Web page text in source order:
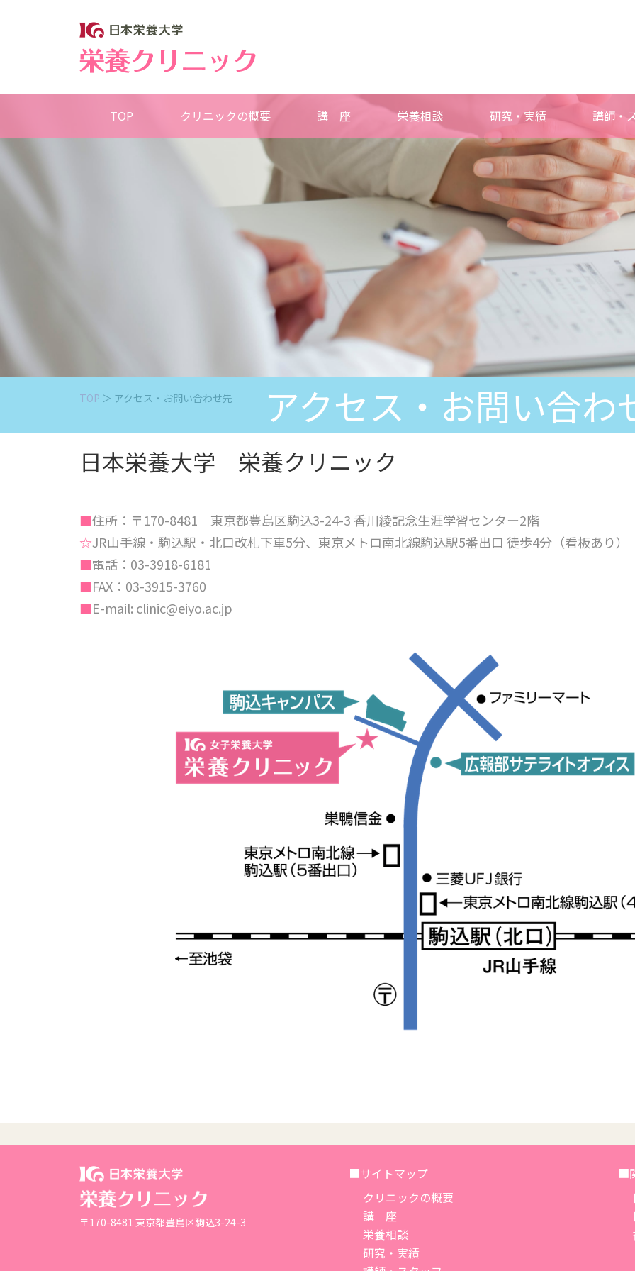
TOP クリニックの概要 講 座 栄養相談 研究・実績 講師・
アクセス・お問い合わ
TOP ＞ アクセス・お問い合わせ先
日本栄養大学 栄養クリニック
■住所：〒170-8481 東京都豊島区駒込3-24-3 香川綾記念生涯学習センター2階
☆JR山手線・駒込駅・北口改札下車5分、東京メトロ南北線駒込駅5番出口 徒歩4分（看板あり）
■電話：03-3918-6181
■FAX：03-3915-3760
■E-mail: clinic@eiyo.ac.jp
〒170-8481 東京都豊島区駒込3-24-3
■サイトマップ
クリニックの概要
講 座
栄養相談
研究・実績
■